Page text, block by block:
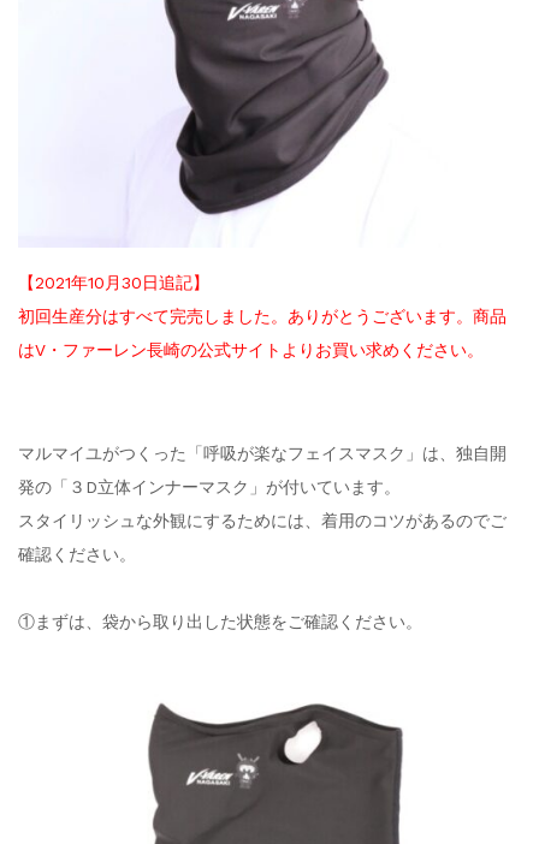
【2021年10月30日追記】
初回生産分はすべて完売しました。ありがとうございます。商品
はV・ファーレン長崎の公式サイトよりお買い求めください。
マルマイユがつくった「呼吸が楽なフェイスマスク」は、独自開
発の「３D立体インナーマスク」が付いています。
スタイリッシュな外観にするためには、着用のコツがあるのでご
確認ください。
①まずは、袋から取り出した状態をご確認ください。